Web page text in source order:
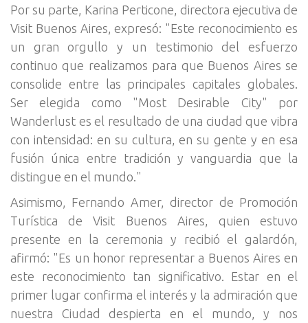
Por su parte, Karina Perticone, directora ejecutiva de
Visit Buenos Aires, expresó: "Este reconocimiento es
un gran orgullo y un testimonio del esfuerzo
continuo que realizamos para que Buenos Aires se
consolide entre las principales capitales globales.
Ser elegida como "Most Desirable City" por
Wanderlust es el resultado de una ciudad que vibra
con intensidad: en su cultura, en su gente y en esa
fusión única entre tradición y vanguardia que la
distingue en el mundo."
Asimismo, Fernando Amer, director de Promoción
Turística de Visit Buenos Aires, quien estuvo
presente en la ceremonia y recibió el galardón,
afirmó: "Es un honor representar a Buenos Aires en
este reconocimiento tan significativo. Estar en el
primer lugar confirma el interés y la admiración que
nuestra Ciudad despierta en el mundo, y nos